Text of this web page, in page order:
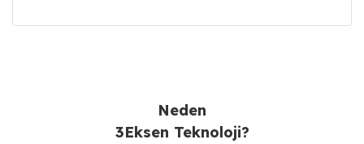
Neden
3Eksen Teknoloji?